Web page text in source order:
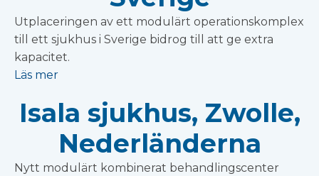
Utplaceringen av ett modulärt operationskomplex
till ett sjukhus i Sverige bidrog till att ge extra
kapacitet.
Läs mer
Isala sjukhus, Zwolle,
Nederländerna
Nytt modulärt kombinerat behandlingscenter